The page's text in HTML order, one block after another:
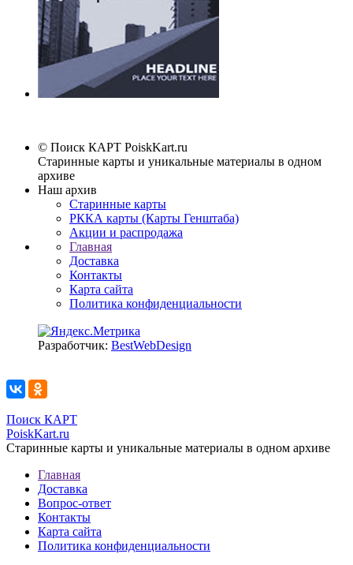
© Поиск КАРТ PoiskKart.ru
Старинные карты и уникальные материалы в одном
архиве
Наш архив
Старинные карты
РККА карты (Карты Генштаба)
Акции и распродажа
Главная
Доставка
Контакты
Карта сайта
Политика конфиденциальности
Разработчик: BestWebDesign
Поиск КАРТ
PoiskKart.ru
Старинные карты и уникальные материалы в одном архиве
Главная
Доставка
Вопрос-ответ
Контакты
Карта сайта
Политика конфиденциальности